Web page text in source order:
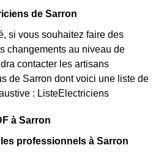
de Sarron
si vous souhaitez faire des
changements au niveau de
contacter les artisans
de Sarron dont voici une liste de
: ListeElectriciens
à Sarron
professionnels à Sarron